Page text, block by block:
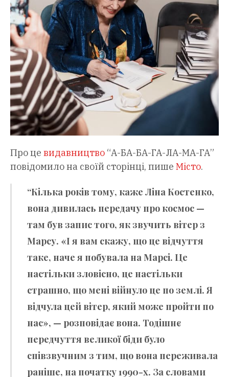
Про це видавництво “А-БА-БА-ГА-ЛА-МА-ГА”
повідомило на своїй сторінці, пише Місто.
“Кілька років тому, каже Ліна Костенко,
вона дивилась передачу про космос —
там був запис того, як звучить вітер з
Марсу. «І я вам скажу, що це відчуття
таке, наче я побувала на Марсі. Це
настільки зловісно, це настільки
страшно, що мені війнуло це по землі. Я
відчула цей вітер, який може пройти по
нас», — розповідає вона. Тодішнє
передчуття великої біди було
співзвучним з тим, що вона переживала
раніше, на початку 1990-х. За словами